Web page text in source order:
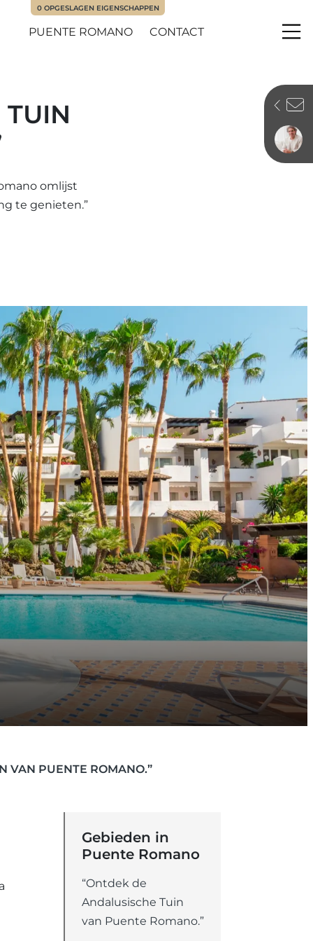
PUENTE ROMANO CONTACT
0 OPGESLAGEN EIGENSCHAPPEN
omlijst
te genieten.”
VAN PUENTE ROMANO.”
Gebieden in
Puente Romano
“Ontdek de
Andalusische Tuin
van Puente Romano.”